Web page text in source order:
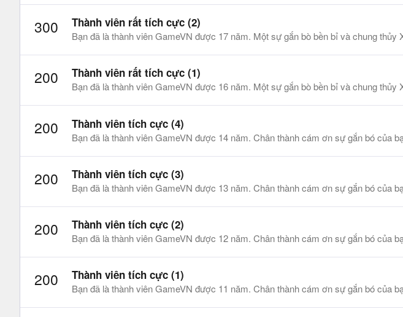
300 Thành viên rất tích cực (2)
Bạn đã là thành viên GameVN được 17 năm. Một sự gắn bò bền bỉ và chung thủy
200 Thành viên rất tích cực (1)
Bạn đã là thành viên GameVN được 16 năm. Một sự gắn bò bền bỉ và chung thủy
200 Thành viên tích cực (4)
Bạn đã là thành viên GameVN được 14 năm. Chân thành cám ơn sự gắn bó của
200 Thành viên tích cực (3)
Bạn đã là thành viên GameVN được 13 năm. Chân thành cám ơn sự gắn bó của
200 Thành viên tích cực (2)
Bạn đã là thành viên GameVN được 12 năm. Chân thành cám ơn sự gắn bó của
200 Thành viên tích cực (1)
Bạn đã là thành viên GameVN được 11 năm. Chân thành cám ơn sự gắn bó của